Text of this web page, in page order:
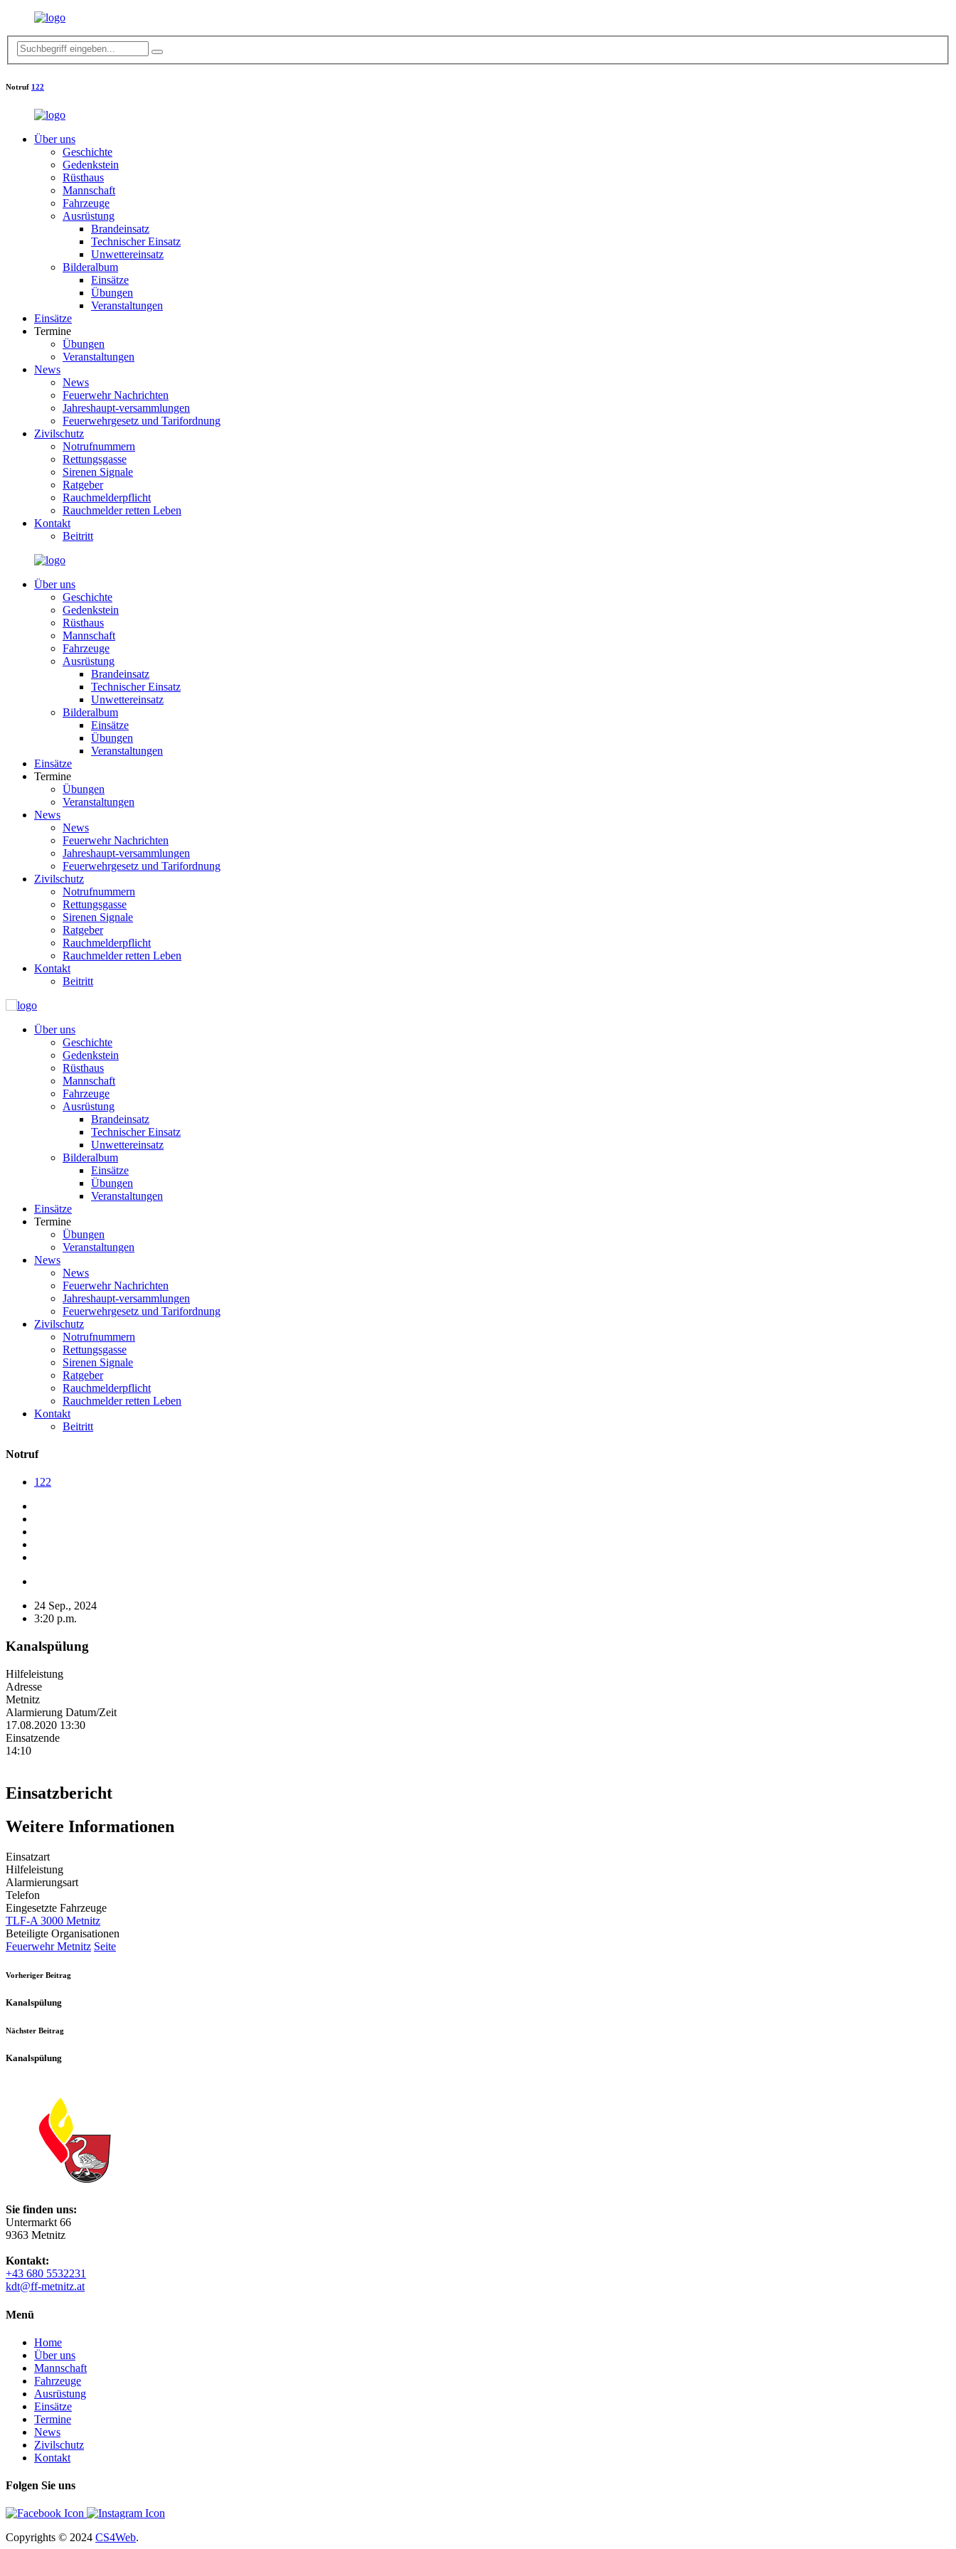
Notruf 122
Über uns
Geschichte
Gedenkstein
Rüsthaus
Mannschaft
Fahrzeuge
Ausrüstung
Brandeinsatz
Technischer Einsatz
Unwettereinsatz
Bilderalbum
Einsätze
Übungen
Veranstaltungen
Einsätze
Termine
Übungen
Veranstaltungen
News
News
Feuerwehr Nachrichten
Jahreshaupt-versammlungen
Feuerwehrgesetz und Tarifordnung
Zivilschutz
Notrufnummern
Rettungsgasse
Sirenen Signale
Ratgeber
Rauchmelderpflicht
Rauchmelder retten Leben
Kontakt
Beitritt
Über uns
Geschichte
Gedenkstein
Rüsthaus
Mannschaft
Fahrzeuge
Ausrüstung
Brandeinsatz
Technischer Einsatz
Unwettereinsatz
Bilderalbum
Einsätze
Übungen
Veranstaltungen
Einsätze
Termine
Übungen
Veranstaltungen
News
News
Feuerwehr Nachrichten
Jahreshaupt-versammlungen
Feuerwehrgesetz und Tarifordnung
Zivilschutz
Notrufnummern
Rettungsgasse
Sirenen Signale
Ratgeber
Rauchmelderpflicht
Rauchmelder retten Leben
Kontakt
Beitritt
Über uns
Geschichte
Gedenkstein
Rüsthaus
Mannschaft
Fahrzeuge
Ausrüstung
Brandeinsatz
Technischer Einsatz
Unwettereinsatz
Bilderalbum
Einsätze
Übungen
Veranstaltungen
Einsätze
Termine
Übungen
Veranstaltungen
News
News
Feuerwehr Nachrichten
Jahreshaupt-versammlungen
Feuerwehrgesetz und Tarifordnung
Zivilschutz
Notrufnummern
Rettungsgasse
Sirenen Signale
Ratgeber
Rauchmelderpflicht
Rauchmelder retten Leben
Kontakt
Beitritt
Notruf
122
24 Sep., 2024
3:20 p.m.
Kanalspülung
Hilfeleistung
Adresse
Metnitz
Alarmierung Datum/Zeit
17.08.2020 13:30
Einsatzende
14:10
Einsatzbericht
Weitere Informationen
Einsatzart
Hilfeleistung
Alarmierungsart
Telefon
Eingesetzte Fahrzeuge
TLF-A 3000 Metnitz
Beteiligte Organisationen
Feuerwehr Metnitz Seite
Vorheriger Beitrag
Kanalspülung
Nächster Beitrag
Kanalspülung
Sie finden uns:
Untermarkt 66
9363 Metnitz
Kontakt:
+43 680 5532231
kdt@ff-metnitz.at
Menü
Home
Über uns
Mannschaft
Fahrzeuge
Ausrüstung
Einsätze
Termine
News
Zivilschutz
Kontakt
Folgen Sie uns
Copyrights © 2024 CS4Web.